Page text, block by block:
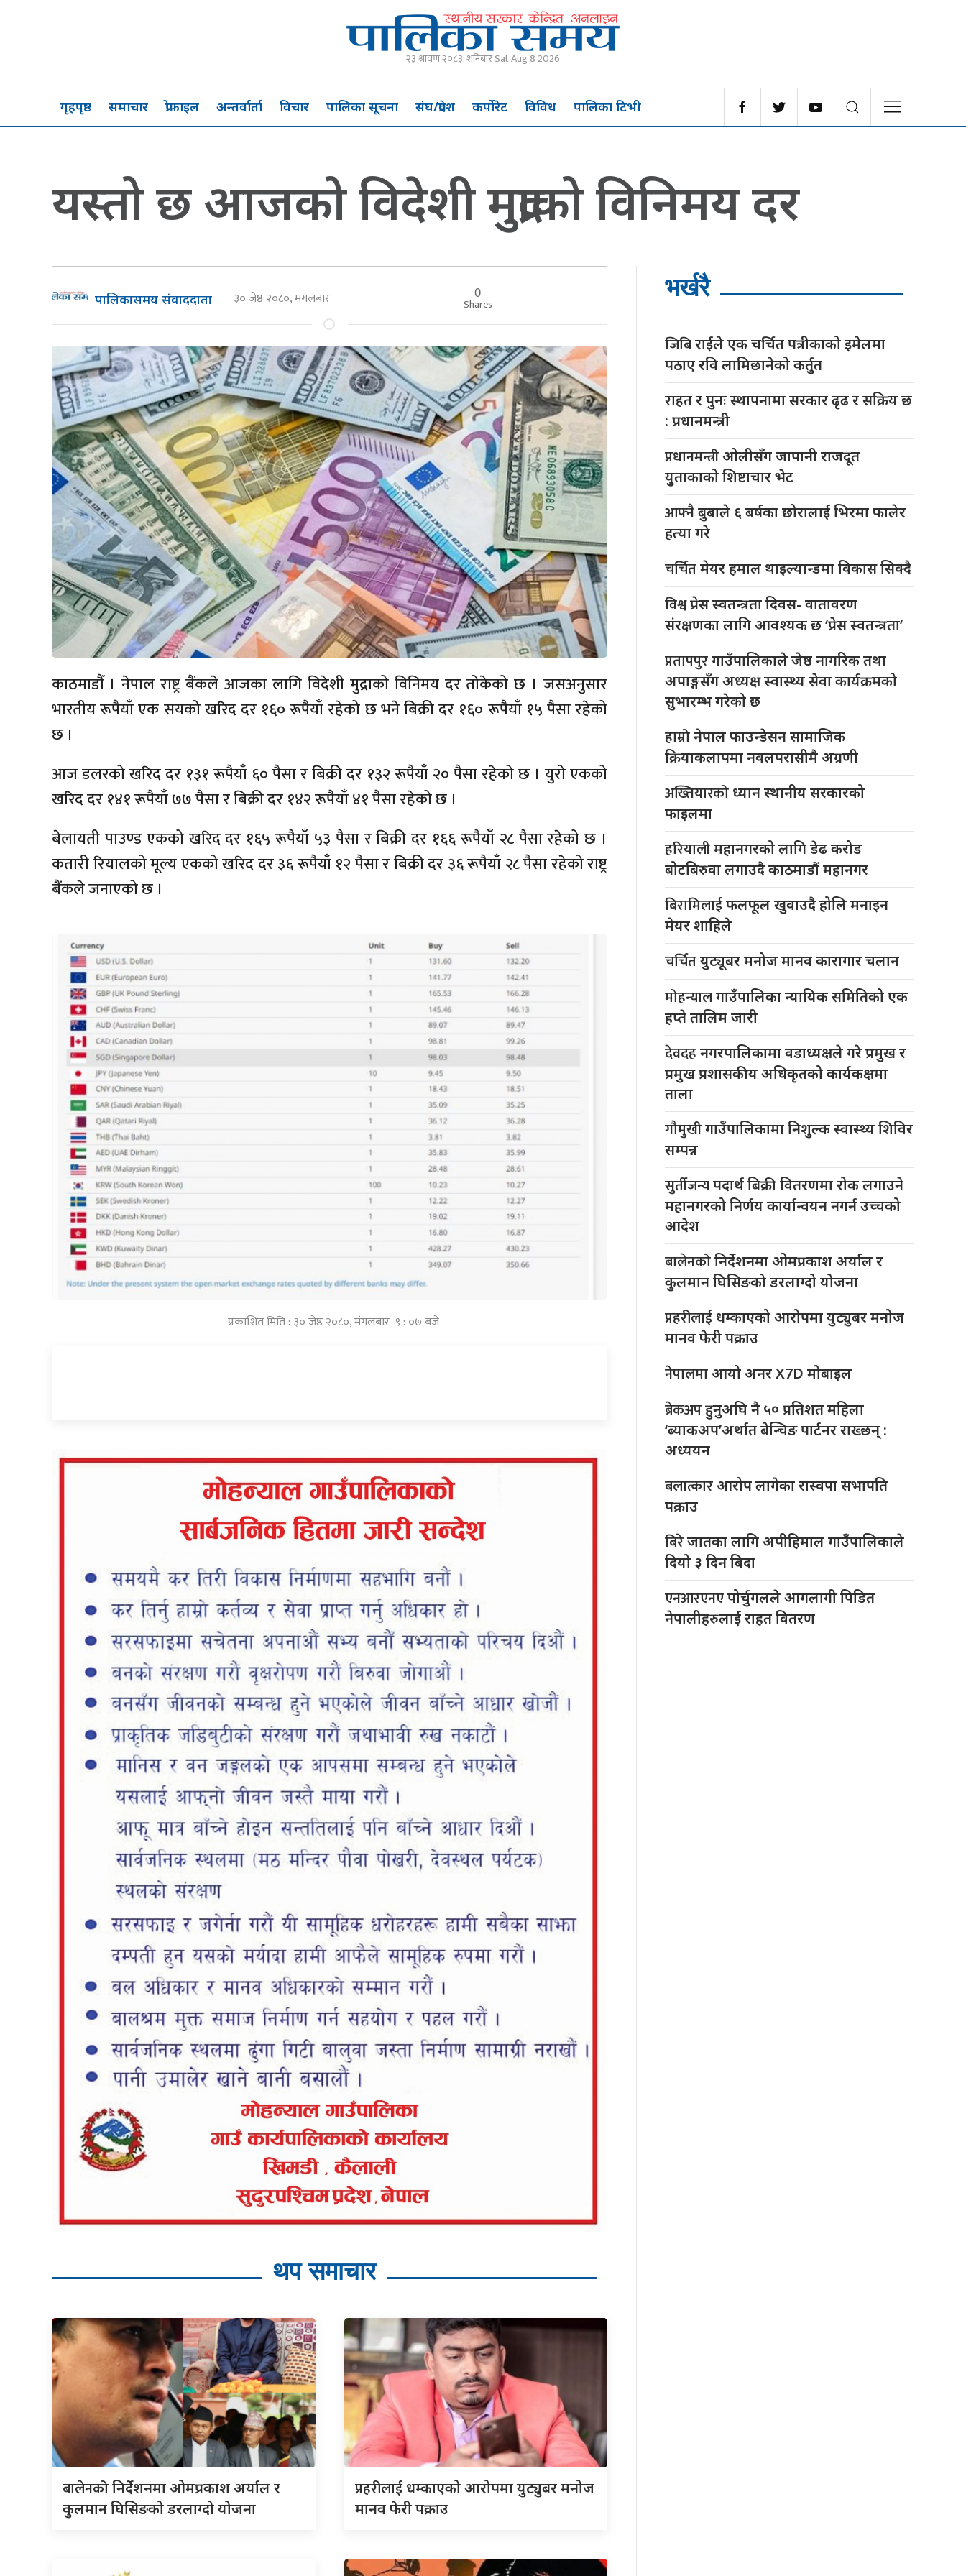
२३ श्रावण २०८३, शनिबार Sat Aug 8 2026
गृहपृष्ठ समाचार प्रोफाइल अन्तर्वार्ता विचार पालिका सूचना संघ/प्रदेश कर्पोरेट विविध पालिका टिभी
यस्तो छ आजको विदेशी मुद्राको विनिमय दर
पालिकासमय संवाददाता ३० जेष्ठ २०८०, मंगलबार 0
Shares
काठमाडौँ । नेपाल राष्ट्र बैंकले आजका लागि विदेशी मुद्राको विनिमय दर तोकेको छ । जसअनुसार
भारतीय रूपैयाँ एक सयको खरिद दर १६० रूपैयाँ रहेको छ भने बिक्री दर १६० रूपैयाँ १५ पैसा रहेको
छ ।
आज डलरको खरिद दर १३१ रूपैयाँ ६० पैसा र बिक्री दर १३२ रूपैयाँ २० पैसा रहेको छ । युरो एकको
खरिद दर १४१ रूपैयाँ ७७ पैसा र बिक्री दर १४२ रूपैयाँ ४१ पैसा रहेको छ ।
बेलायती पाउण्ड एकको खरिद दर १६५ रूपैयाँ ५३ पैसा र बिक्री दर १६६ रूपैयाँ २८ पैसा रहेको छ ।
कतारी रियालको मूल्य एकको खरिद दर ३६ रूपैयाँ १२ पैसा र बिक्री दर ३६ रूपैयाँ २८ पैसा रहेको राष्ट्र
बैंकले जनाएको छ ।
प्रकाशित मिति : ३० जेष्ठ २०८०, मंगलबार ९ : ०७ बजे
थप समाचार
बालेनकोनिर्देशनमा ओमप्रकाश अर्याल र
कुलमान घिसिङको डरलाग्दो योजना
प्रहरीलाई धम्काएको आरोपमा युट्युबर मनोज
मानव फेरी पक्राउ
भर्खरै
जिबिराईले एक चर्चित पत्रीकाको इमेलमा
पठाए रवि लामिछानेको कर्तुत
राहतर पुनः स्थापनामा सरकार ढृढ र सक्रिय छ
: प्रधानमन्त्री
प्रधानमन्त्रीओलीसँग जापानी राजदूत
युुताकाको शिष्टाचार भेट
आफ्नैबुबाले ६ बर्षका छोरालाई भिरमा फालेर
हत्या गरे
चर्चितमेयर हमाल थाइल्यान्डमा विकास सिक्दै
विश्वप्रेस स्वतन्त्रता दिवस- वातावरण
संरक्षणका लागि आवश्यक छ ‘प्रेस स्वतन्त्रता’
प्रतापपुरगाउँपालिकाले जेष्ठ नागरिक तथा
अपाङ्गसँग अध्यक्ष स्वास्थ्य सेवा कार्यक्रमको
सुभारम्भ गरेको छ
हाम्रोनेपाल फाउन्डेसन सामाजिक
क्रियाकलापमा नवलपरासीमै अग्रणी
अख्तियारको ध्यान स्थानीय सरकारको
फाइलमा
हरियालीमहानगरको लागि डेढ करोड
बोटबिरुवा लगाउदै काठमाडौं महानगर
बिरामिलाईफलफूल खुवाउदै होलि मनाइन
मेयर शाहिले
चर्चितयुट्यूबर मनोज मानव कारागार चलान
मोहन्यालगाउँपालिका न्यायिक समितिको एक
हप्ते तालिम जारी
देवदहनगरपालिकामा वडाध्यक्षले गरे प्रमुख र
प्रमुख प्रशासकीय अधिकृतको कार्यकक्षमा
ताला
गौमुखीगाउँपालिकामा निशुल्क स्वास्थ्य शिविर
सम्पन्न
सुर्तीजन्यपदार्थ बिक्री वितरणमा रोक लगाउने
महानगरको निर्णय कार्यान्वयन नगर्न उच्चको
आदेश
बालेनकोनिर्देशनमा ओमप्रकाश अर्याल र
कुलमान घिसिङको डरलाग्दो योजना
प्रहरीलाई धम्काएको आरोपमा युट्युबर मनोज
मानव फेरी पक्राउ
नेपालमाआयो अनर X7D मोबाइल
ब्रेकअपहुनुअघि नै ५० प्रतिशत महिला
‘ब्याकअप’अर्थात बेन्चिङ पार्टनर राख्छन् :
अध्ययन
बलात्कारआरोप लागेका रास्वपा सभापति
पक्राउ
बिरेजातका लागि अपीहिमाल गाउँपालिकाले
दियो ३ दिन बिदा
एनआरएनएपोर्चुगलले आगलागी पिडित
नेपालीहरुलाई राहत वितरण